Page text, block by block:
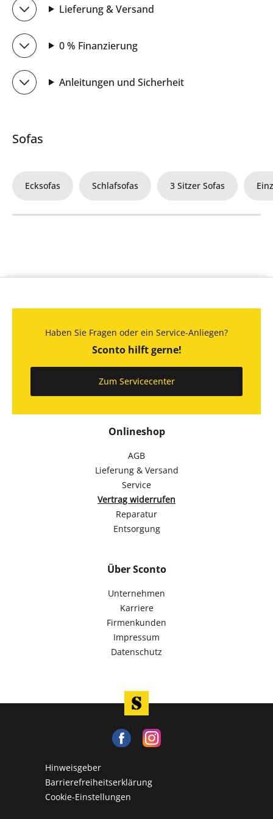
Lieferung & Versand
0 % Finanzierung
Anleitungen und Sicherheit
Sofas
Ecksofas Schlafsofas 3 Sitzer Sofas
Onlineshop
AGB
Lieferung & Versand
Service
Vertrag widerrufen
Reparatur
Entsorgung
Über Sconto
Unternehmen
Karriere
Firmenkunden
Impressum
Datenschutz
Haben Sie Fragen oder ein Service-Anliegen?
Sconto hilft gerne!
Zum Servicecenter
Hinweisgeber
Barrierefreiheitserklärung
Cookie-Einstellungen